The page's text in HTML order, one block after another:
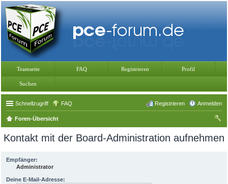
Teamseite FAQ Registrieren Profil
Suchen
Schnellzugriff FAQ Anmelden
Registrieren
Foren-Übersicht
he
Kontakt mit der Board-Administration aufnehmen
Empfänger:
Administrator
Deine E-Mail-Adresse: